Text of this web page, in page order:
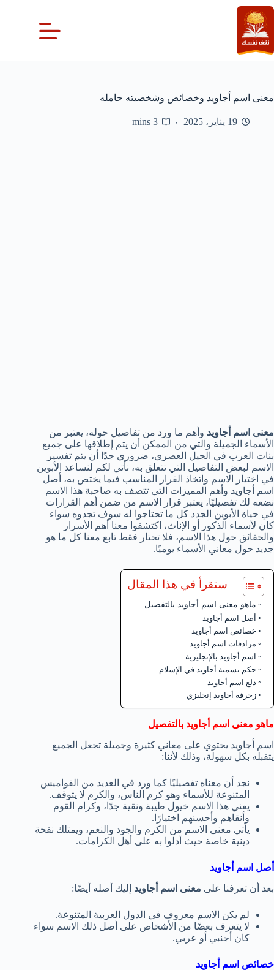
التجاوز
إلى
المحتوى
معنى اسم أجاويد وخصائص وشخصيته حامله
19 يناير، 2025 3 mins
معنى اسم أجاويد وأهم ما ورد من تفاصيل حوله، يعتبر من
الأسماء الجميلة والتي من الممكن أن يتم إطلاقها على جميع
بنات العرب في الجيل العصري، ضروري جدًا أن يتم تفسير
الاسم لبعض التفاصيل التي تتعلق به، نأتي لكم لنساعد الأبوين
في اختيار الاسم واتخاذ القرار المناسب فيما يختص به، أصل
اسم أجاويد وأهم المميزات التي تتصف به صاحبة هذا الاسم
نضعه لك تفصيليًا، يعتبر قرار الاسم من ضمن أهم القرارات
في حياة الأبوين الجدد كل ما تحتاجوا له سوف تجدوه سواء
كان لأسماء الذكور أو الإناث، اكتشفوا معنا أهم الأسرار
والحقائق حول هذا الاسم، فلا تحتار فقط تابع معنا كل ما هو
جديد حول معاني الأسماء يوميًا.
ستقرأ في هذا المقال
ماهو معنى اسم أجاويد بالتفصيل
أصل اسم أجاويد
خصائص اسم أجاويد
مرادفات اسم أجاويد
اسم أجاويد بالإنجليزية
حكم تسمية أجاويد في الإسلام
دلع اسم أجاويد
زخرفة أجاويد إنجليزي
ماهو معنى اسم أجاويد بالتفصيل
اسم أجاويد يحتوي على معاني كثيرة وجميلة تجعل الجميع
يتقبله بكل سهولة، وذلك لأننا:
نجد أن معناه تفصيليًا كما ورد في العديد من القواميس
المتنوعة للأسماء وهو كرم الناس، والكرم لا يتوقف.
يعني هذا الاسم خيول طيبة ونقية جدًا، وكرام القوم
وأنقاهم وأحسنهم اختيارًا.
يأتي معنى الاسم من الكرم والجود والنعم، ويمتلك نفحة
دينية خاصة حيث أدلوا به على أهل الكرامات.
أصل اسم أجاويد
بعد أن تعرفنا على معنى اسم أجاويد إليك أصله أيضًا:
لم يكن الاسم معروف في الدول العربية المتنوعة.
لا يتعرف بعضًا من الأشخاص على أصل ذلك الاسم سواء
كان أجنبي أو عربي.
خصائص اسم أجاويد